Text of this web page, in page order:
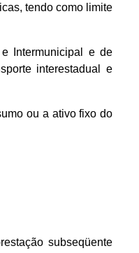
tendo como limite
Intermunicipal e de
interestadual e
ou a ativo fixo do
subseqüente